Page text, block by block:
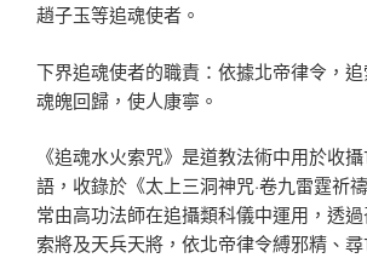
趙子玉等追魂使者。
下界追魂使者的職責：依據北帝律令，
魂魄回歸，使人康寧。
《追魂水火索咒》是道教法術中用於收
語，收錄於《太上三洞神咒·卷九雷霆祈
常由高功法師在追攝類科儀中運用，透
索將及天兵天將，依北帝律令縛邪精、